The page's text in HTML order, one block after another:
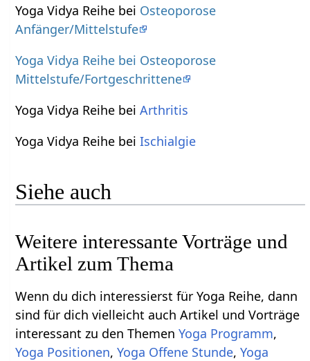
Yoga Vidya Reihe bei Osteoporose
Anfänger/Mittelstufe
Yoga Vidya Reihe bei Osteoporose
Mittelstufe/Fortgeschrittene
Yoga Vidya Reihe beiArthritis
Yoga Vidya Reihe beiIschialgie
Siehe auch
Weitere interessante Vorträge und
Artikel zum Thema
Wenn du dich interessierst für Yoga Reihe, dann
sind für dich vielleicht auch Artikel und Vorträge
interessant zu den ThemenYoga Programm,
Yoga Positionen,Yoga Offene Stunde,Yoga